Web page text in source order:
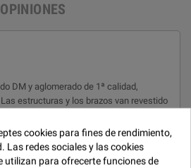
OPINIONES
DM y aglomerado de 1ª calidad,
estructuras y los brazos van revestido
con sistema muelle ZZ.
cookies para fines de rendimiento,
Las redes sociales y las cookies
utilizan para ofrecerte funciones de